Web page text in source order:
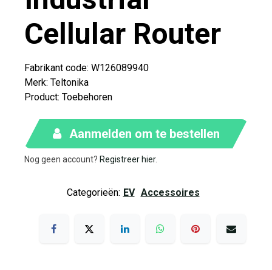
Cellular Router
Fabrikant code: W126089940
Merk: Teltonika
Product: Toebehoren
Aanmelden om te bestellen
Nog geen account? Registreer hier.
Categorieën: Accessoires
EV